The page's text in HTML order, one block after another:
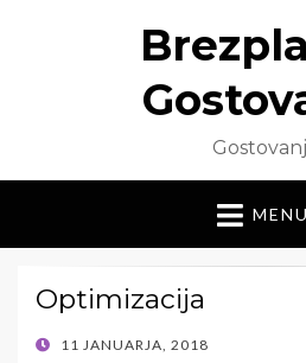
MENU
Optimizacija
POSTED
11 JANUARJA, 2018